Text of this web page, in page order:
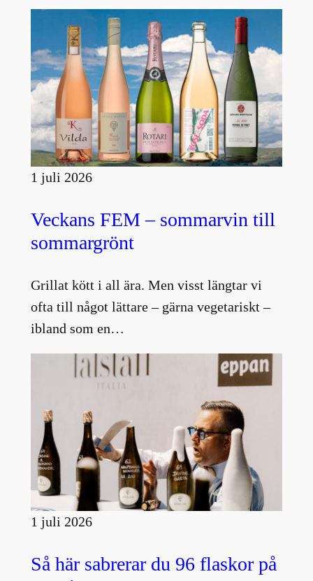
1 juli 2026
Veckans FEM – sommarvin till
sommargrönt
Grillat kött i all ära. Men visst längtar vi
ofta till något lättare – gärna vegetariskt –
ibland som en…
1 juli 2026
Så här sabrerar du 96 flaskor på